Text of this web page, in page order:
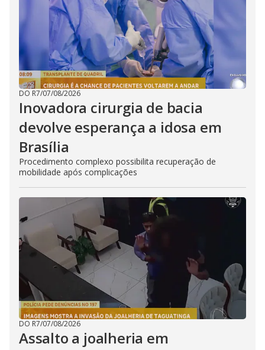
DO R7/07/08/2026
Inovadora cirurgia de bacia
devolve esperança a idosa em
Brasília
Procedimento complexo possibilita recuperação de
mobilidade após complicações
DO R7/07/08/2026
Assalto a joalheria em